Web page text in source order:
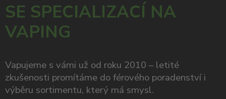
SE SPECIALIZACÍ NA
VAPING
Vapujeme s vámi už od roku 2010 – letité
zkušenosti promítáme do férového poradenství i
výběru sortimentu, který má smysl.